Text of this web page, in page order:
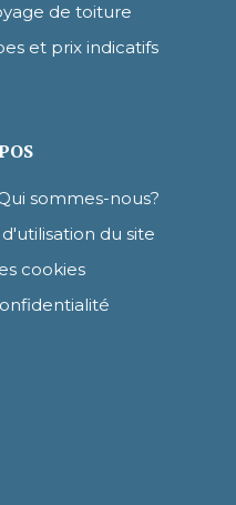
de toiture
et prix indicatifs
sommes-nous?
du site
cookies